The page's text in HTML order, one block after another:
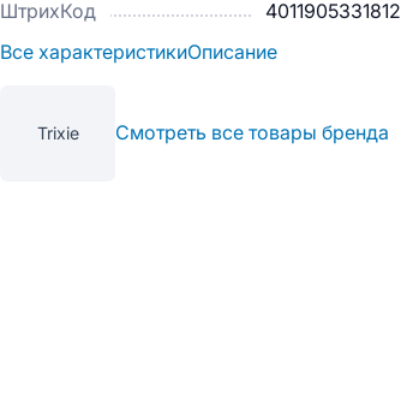
ШтрихКод
4011905331812
Все характеристикиОписание
Trixie Смотреть все товары бренда